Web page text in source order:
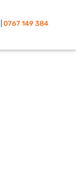
0767 149 384